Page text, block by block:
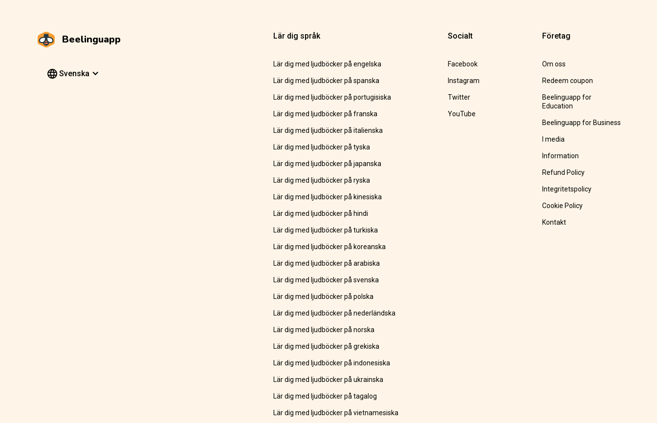
Beelinguapp
Svenska
Lär dig språk
Lär dig med ljudböcker på engelska
Lär dig med ljudböcker på spanska
Lär dig med ljudböcker på portugisiska
Lär dig med ljudböcker på franska
Lär dig med ljudböcker på italienska
Lär dig med ljudböcker på tyska
Lär dig med ljudböcker på japanska
Lär dig med ljudböcker på ryska
Lär dig med ljudböcker på kinesiska
Lär dig med ljudböcker på hindi
Lär dig med ljudböcker på turkiska
Lär dig med ljudböcker på koreanska
Lär dig med ljudböcker på arabiska
Lär dig med ljudböcker på svenska
Lär dig med ljudböcker på polska
Lär dig med ljudböcker på nederländska
Lär dig med ljudböcker på norska
Lär dig med ljudböcker på grekiska
Lär dig med ljudböcker på indonesiska
Lär dig med ljudböcker på ukrainska
Lär dig med ljudböcker på tagalog
Lär dig med ljudböcker på vietnamesiska
Socialt
Facebook
Instagram
Twitter
YouTube
Företag
Om oss
Redeem coupon
Beelinguapp for
Education
Beelinguapp for Business
I media
Information
Refund Policy
Integritetspolicy
Cookie Policy
Kontakt